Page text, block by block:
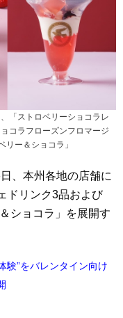
「ストロベリーショコラレ
コラフローズンフロマージ
リー＆ショコラ」
、本州各地の店舗に
ドリンク3品および
ショコラ」を展開す
験”をバレンタイン向け